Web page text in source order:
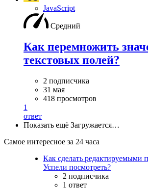
JavaScript
Средний
Как перемножить
текстовых полей?
2 подписчика
31 мая
418 просмотров
1
ответ
Показать ещё Загружается…
Самое интересное за 24 часа
Как сделать редактируемыми
Успели посмотреть?
2 подписчика
1 ответ